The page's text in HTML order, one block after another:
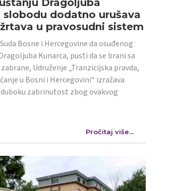
slobodu dodatno urušava
u pravosudni sistem
Bosne i Hercegovine da osuđenog
Kunarca, pusti da se brani sa
Udruženje „Tranzicijska pravda,
u Bosni i Hercegovini“ izražava
zabrinutost zbog ovakvog
Pročitaj više...